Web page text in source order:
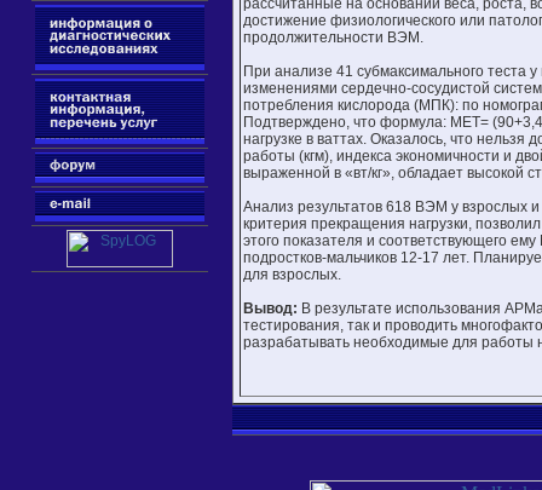
рассчитанные на основании веса, роста,
достижение физиологического или
продолжительности ВЭМ.
При анализе 41 субмаксимального
изменениями сердечно-сосудистой
потребления кислорода (МПК): по
Подтверждено, что формула: МЕТ=
нагрузке в ваттах. Оказалось, что
работы (кгм), индекса экономичности и
выраженной в «вт/кг», обладает высокой
Анализ результатов 618 ВЭМ у взрослых и
критерия прекращения нагрузки,
этого показателя и соответствующего
подростков-мальчиков 12-17 лет.
для взрослых.
Вывод: В результате использования
тестирования, так и проводить
разрабатывать необходимые для работы